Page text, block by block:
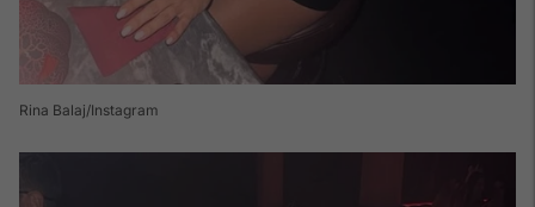
Rina Balaj/Instagram